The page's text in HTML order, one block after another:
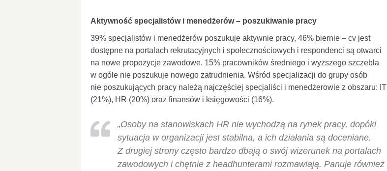
Aktywność specjalistów i menedżerów – poszukiwanie pracy
39% specjalistów i menedżerów poszukuje aktywnie pracy, 46% biernie – cv jest
dostępne na portalach rekrutacyjnych i społecznościowych i respondenci są otwarci
na nowe propozycje zawodowe. 15% pracowników średniego i wyższego szczebla
w ogóle nie poszukuje nowego zatrudnienia. Wśród specjalizacji do grupy osób
nie poszukujących pracy należą najczęściej specjaliści i menedżerowie z obszaru: IT
(21%), HR (20%) oraz finansów i księgowości (16%).
„Osoby na stanowiskach HR nie wychodzą na rynek pracy, dopóki
sytuacja w organizacji jest stabilna, a ich działania są doceniane.
Z drugiej strony często bardzo dbają o swój wizerunek na portalach
zawodowych i chętnie z headhunterami rozmawiają. Panuje również